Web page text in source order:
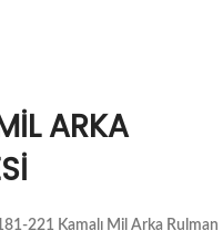
ARKA
221 Kamalı Mil Arka Rulman